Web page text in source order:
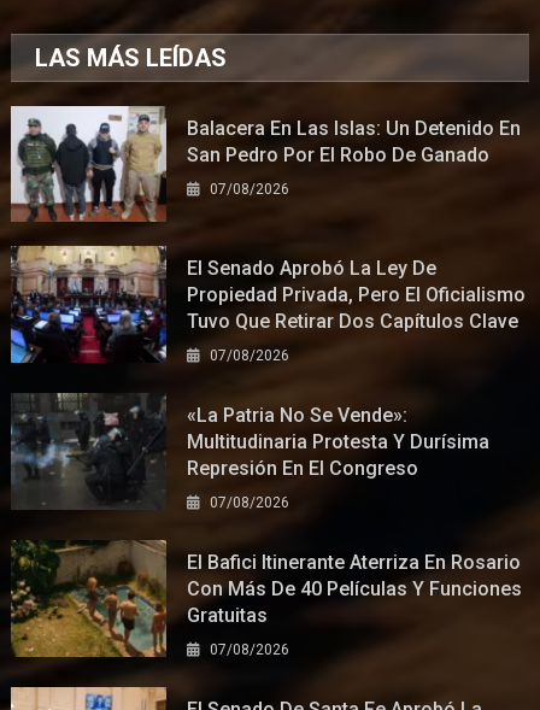
LAS MÁS LEÍDAS
Balacera En Las Islas: Un Detenido En
San Pedro Por El Robo De Ganado
07/08/2026
El Senado Aprobó La Ley De
Propiedad Privada, Pero El Oficialismo
Tuvo Que Retirar Dos Capítulos Clave
07/08/2026
«La Patria No Se Vende»:
Multitudinaria Protesta Y Durísima
Represión En El Congreso
07/08/2026
El Bafici Itinerante Aterriza En Rosario
Con Más De 40 Películas Y Funciones
Gratuitas
07/08/2026